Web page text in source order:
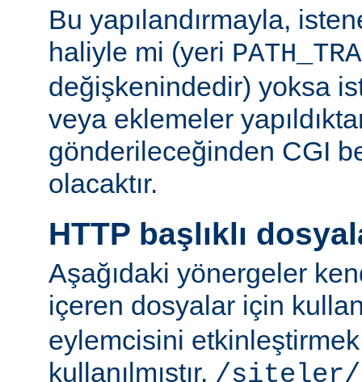
Bu yapılandırmayla,
haliyle mi (yeri
değişkenindedir) yoksa
veya eklemeler
gönderileceğinden CGI
olacaktır.
HTTP başlıklı
Aşağıdaki yönergeler
içeren dosyalar için
eylemcisini
kullanılmıştır. /siteler/